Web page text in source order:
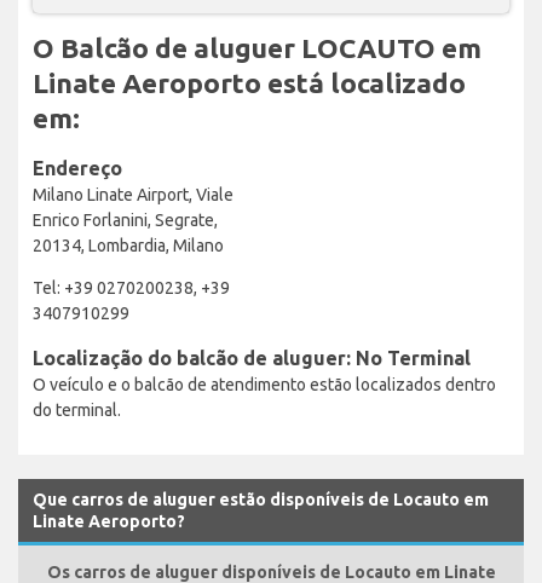
O Balcão de aluguer LOCAUTO em
Linate Aeroporto está localizado
em:
Endereço
Milano Linate Airport, Viale
Enrico Forlanini, Segrate,
20134, Lombardia, Milano
Tel: +39 0270200238, +39
3407910299
Localização do balcão de aluguer: No Terminal
O veículo e o balcão de atendimento estão localizados dentro
do terminal.
Que carros de aluguer estão disponíveis de Locauto em
Linate Aeroporto?
Os carros de aluguer disponíveis de Locauto em Linate